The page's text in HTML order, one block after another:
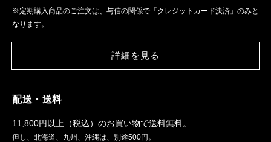
※定期購入商品のご注文は、与信の関係で「クレジットカード決済」のみと
なります。
詳細を見る
配送・送料
11,800円以上（税込）のお買い物で送料無料。
但し、北海道、九州、沖縄は、別途500円。